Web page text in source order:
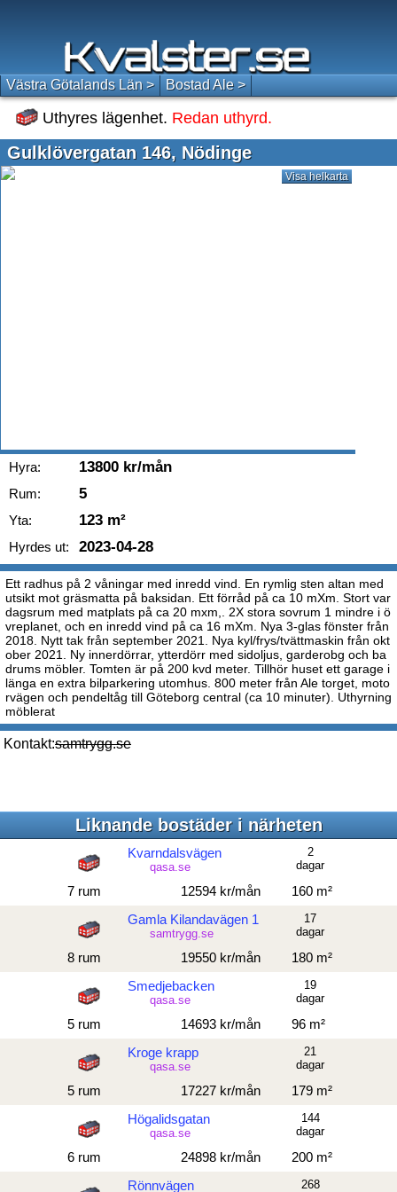
Västra Götalands Län > Bostad Ale >
Uthyres lägenhet. Redan uthyrd.
Gulklövergatan 146, Nödinge
Visa helkarta
Hyra: 13800 kr/mån
Rum: 5
Yta: 123 m²
Hyrdes ut: 2023-04-28
Ett radhus på 2 våningar med inredd vind. En rymlig sten altan med
utsikt mot gräsmatta på baksidan. Ett förråd på ca 10 mXm. Stort var
dagsrum med matplats på ca 20 mxm,. 2X stora sovrum 1 mindre i ö
vreplanet, och en inredd vind på ca 16 mXm. Nya 3-glas fönster från
2018. Nytt tak från september 2021. Nya kyl/frys/tvättmaskin från okt
ober 2021. Ny innerdörrar, ytterdörr med sidoljus, garderobg och ba
drums möbler. Tomten är på 200 kvd meter. Tillhör huset ett garage i
länga en extra bilparkering utomhus. 800 meter från Ale torget, moto
rvägen och pendeltåg till Göteborg central (ca 10 minuter). Uthyrning
möblerat
Kontakt:samtrygg.se
Liknande bostäder i närheten
Kvarndalsvägen
qasa.se
7 rum 12594 kr/mån 160 m²
2
dagar
Gamla Kilandavägen 1
samtrygg.se
8 rum 19550 kr/mån 180 m²
17
dagar
Smedjebacken
qasa.se
5 rum 14693 kr/mån 96 m²
19
dagar
Kroge krapp
qasa.se
5 rum 17227 kr/mån 179 m²
21
dagar
Högalidsgatan
qasa.se
6 rum 24898 kr/mån 200 m²
144
dagar
Rönnvägen
268